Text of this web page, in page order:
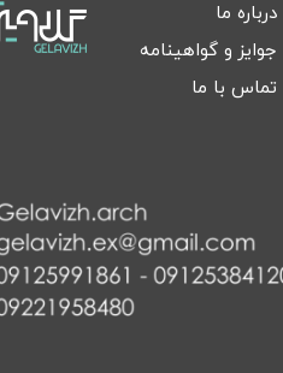
درباره ما
جوایز و گواهینامه
تماس با ما